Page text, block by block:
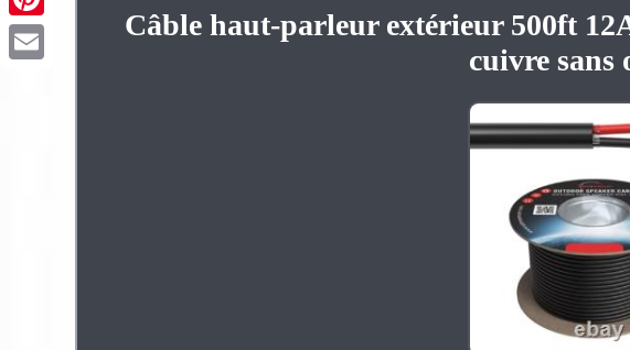
Pinterest
Câble haut-parleur extérieur 500ft
cuivre sans